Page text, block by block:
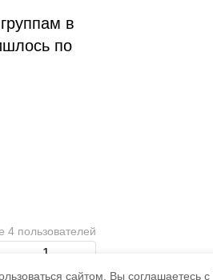
сайтом, Вы соглашаетесь с
в
по
4 пользователей
1